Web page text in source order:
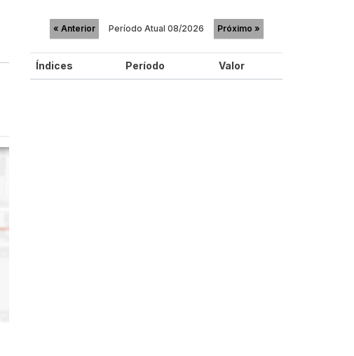
« Anterior Período Atual 08/2026 Próximo »
Índices Período Valor